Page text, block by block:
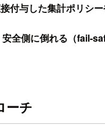
付与した集計ポリシ
安全側に倒れる（fail-
ーチ